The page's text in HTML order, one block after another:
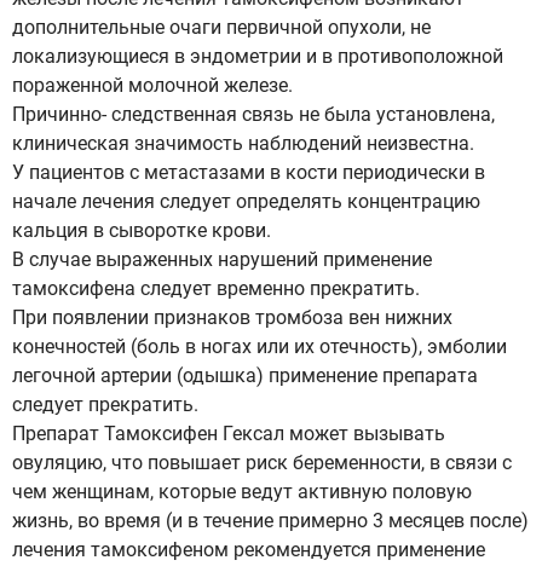
дополнительные очаги первичной опухоли, не
локализующиеся в эндометрии и в противоположной
пораженной молочной железе.
Причинно- следственная связь не была установлена,
клиническая значимость наблюдений неизвестна.
У пациентов с метастазами в кости периодически в
начале лечения следует определять концентрацию
кальция в сыворотке крови.
В случае выраженных нарушений применение
тамоксифена следует временно прекратить.
При появлении признаков тромбоза вен нижних
конечностей (боль в ногах или их отечность), эмболии
легочной артерии (одышка) применение препарата
следует прекратить.
Препарат Тамоксифен Гексал может вызывать
овуляцию, что повышает риск беременности, в связи с
чем женщинам, которые ведут активную половую
жизнь, во время (и в течение примерно 3 месяцев после)
лечения тамоксифеном рекомендуется применение